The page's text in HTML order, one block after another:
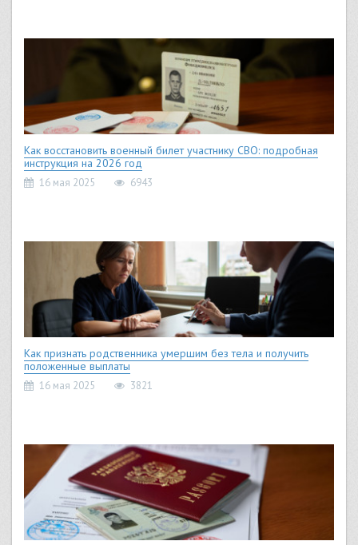
Как восстановить военный билет участнику СВО: подробная
инструкция на 2026 год
16 мая 2025 6943
Как признать родственника умершим без тела и получить
положенные выплаты
16 мая 2025 3821